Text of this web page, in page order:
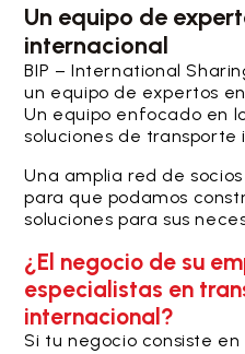
Un equipo de
internacional
BIP – International
un equipo de expertos
Un equipo enfocado en
soluciones de transporte
Una amplia red de
para que podamos
soluciones para sus
¿El negocio de su
especialistas en
internacional?
Si tu negocio consiste